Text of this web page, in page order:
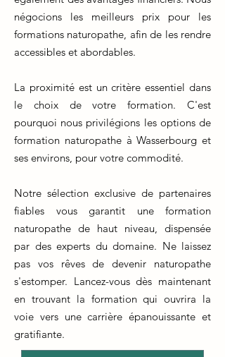
négocions les meilleurs prix pour les
formations naturopathe, afin de les rendre
accessibles et abordables.
La proximité est un critère essentiel dans
le choix de votre formation. C'est
pourquoi nous privilégions les options de
formation naturopathe à Wasserbourg et
ses environs, pour votre commodité.
Notre sélection exclusive de partenaires
fiables vous garantit une formation
naturopathe de haut niveau, dispensée
par des experts du domaine. Ne laissez
pas vos rêves de devenir naturopathe
s'estomper. Lancez-vous dès maintenant
en trouvant la formation qui ouvrira la
voie vers une carrière épanouissante et
gratifiante.